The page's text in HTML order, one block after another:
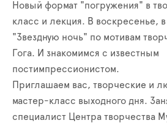
Новый формат "погружения" в
класс и лекция. В воскресенье,
"Звездную ночь" по мотивам
Гога. И знакомимся с известным
постимпрессионистом.
Приглашаем вас, творческие и
мастер-класс выходного дня.
специалист Центра творчества